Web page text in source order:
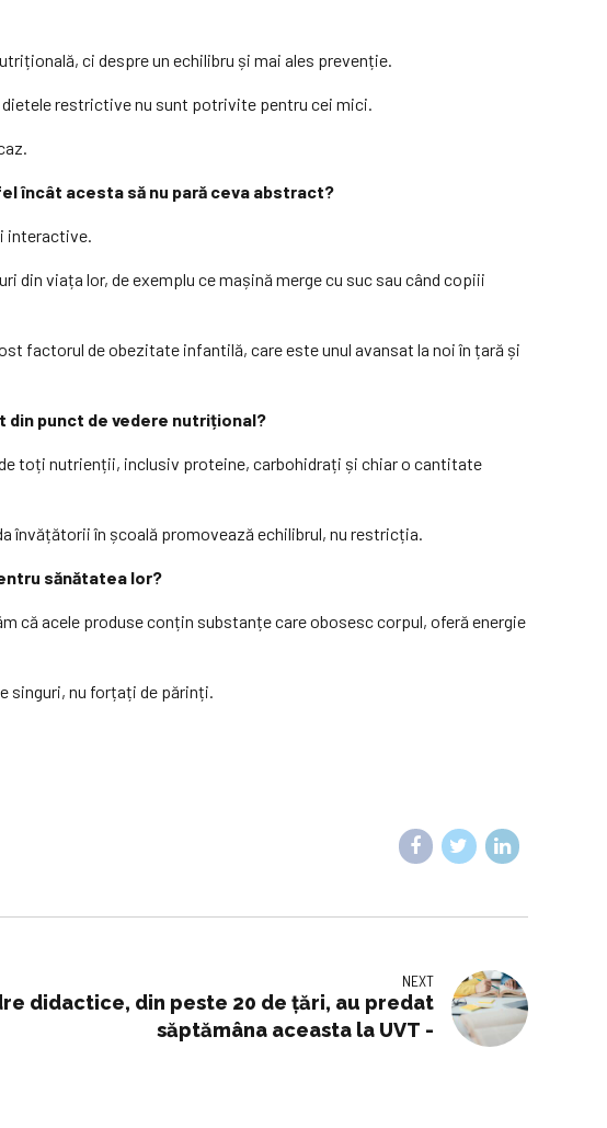
ci despre un echilibru și mai ales prevenție.
dietele restrictive nu sunt potrivite pentru cei mici.
încât acesta să nu pară ceva abstract?
interactive.
viața lor, de exemplu ce mașină merge cu suc sau când copiii
factorul de obezitate infantilă, care este unul avansat la noi în țară și
din punct de vedere nutrițional?
toți nutrienții, inclusiv proteine, carbohidrați și chiar o cantitate
învățătorii în școală promovează echilibrul, nu restricția.
sănătatea lor?
acele produse conțin substanțe care obosesc corpul, oferă energie
singuri, nu forțați de părinți.
NEXT
didactice, din peste 20 de țări, au predat
săptămâna aceasta la UVT -